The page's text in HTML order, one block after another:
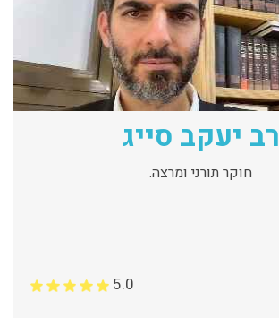
רב יעקב סייג
חוקר תורני ומרצה.
5.0